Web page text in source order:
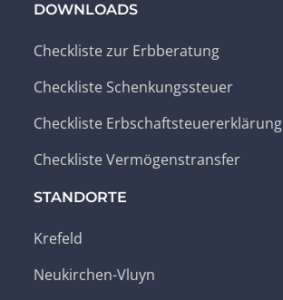
DOWNLOADS
Checkliste zur Erbberatung
Checkliste Schenkungssteuer
Checkliste Erbschaftsteuererklärung
Checkliste Vermögenstransfer
STANDORTE
Krefeld
Neukirchen-Vluyn